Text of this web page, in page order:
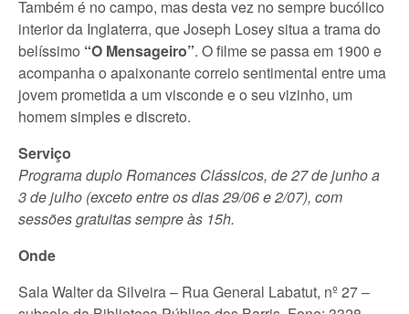
Também é no campo, mas desta vez no sempre bucólico
interior da Inglaterra, que Joseph Losey situa a trama do
belíssimo “O Mensageiro”. O filme se passa em 1900 e
acompanha o apaixonante correio sentimental entre uma
jovem prometida a um visconde e o seu vizinho, um
homem simples e discreto.
Serviço
Programa duplo Romances Clássicos, de 27 de junho a
3 de julho (exceto entre os dias 29/06 e 2/07), com
sessões gratuitas sempre às 15h.
Onde
Sala Walter da Silveira – Rua General Labatut, nº 27 –